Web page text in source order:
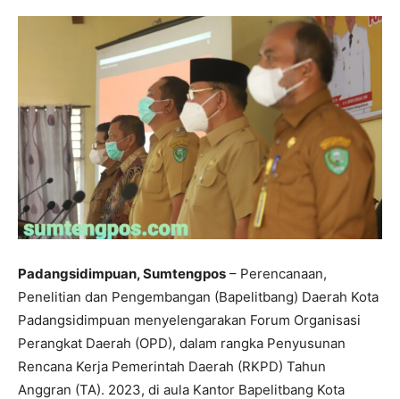
Padangsidimpuan, Sumtengpos – Perencanaan,
Penelitian dan Pengembangan (Bapelitbang) Daerah Kota
Padangsidimpuan menyelengarakan Forum Organisasi
Perangkat Daerah (OPD), dalam rangka Penyusunan
Rencana Kerja Pemerintah Daerah (RKPD) Tahun
Anggran (TA). 2023, di aula Kantor Bapelitbang Kota